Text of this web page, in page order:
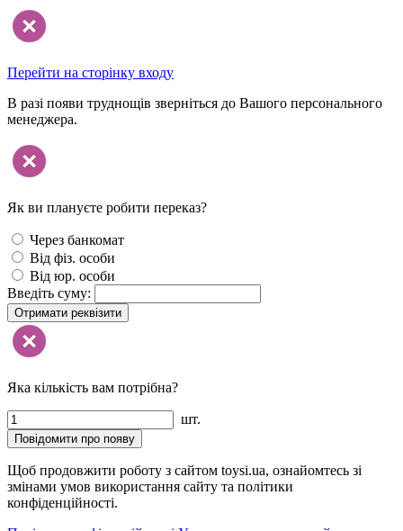
Перейти на сторінку входу
В разі появи труднощів зверніться до Вашого персонального
менеджера.
Як ви плануєте робити переказ?
Через банкомат
Від фіз. особи
Від юр. особи
Введіть суму:
Отримати реквізити
Яка кількість вам потрібна?
шт.
Повідомити про появу
Щоб продовжити роботу з сайтом toysi.ua, ознайомтесь зі
змінами умов використання сайту та політики
конфіденційності.